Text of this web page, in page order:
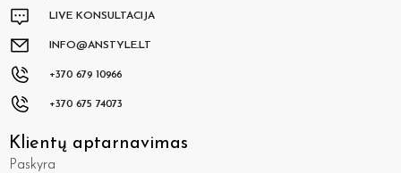
LIVE KONSULTACIJA
INFO@ANSTYLE.LT
+370 679 10966
+370 675 74073
Klientų aptarnavimas
Paskyra